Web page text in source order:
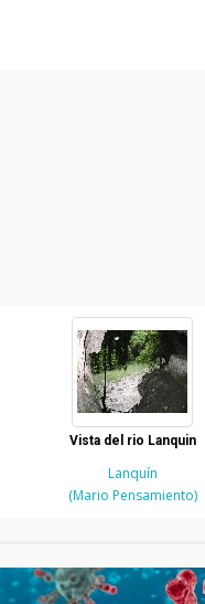
Vista del rio Lanquin
Lanquín
(Mario Pensamiento)